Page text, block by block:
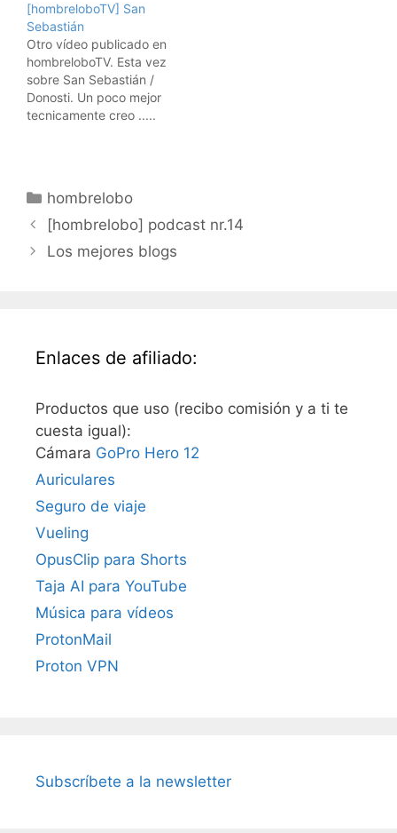
vídeos por
ahora:tagzaniapasteTag
zania: tagging the
planetY ya sabeis, todos
están en
hombreloboTV.Los
lugares, por orden de
SingapurSan Sebastián,
GuipuzcoaCopenhague,
…
[hombreloboTV] San
Sebastián
Otro vídeo publicado en
hombreloboTV. Esta vez
sobre San Sebastián /
Donosti. Un poco mejor
tecnicamente creo .....
Categorías
hombrelobo
[hombrelobo] podcast nr.14
Los mejores blogs
Enlaces de afiliado:
Productos que uso (recibo comisión y a ti te
cuesta igual):
Cámara GoPro Hero 12
Auriculares
Seguro de viaje
Vueling
OpusClip para Shorts
Taja AI para YouTube
Música para vídeos
ProtonMail
Proton VPN
Subscríbete a la newsletter